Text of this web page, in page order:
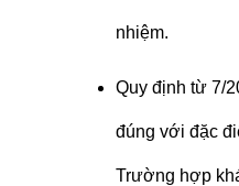
nhiệm.
Quy định từ 7/
đúng với đặc
Trường hợp